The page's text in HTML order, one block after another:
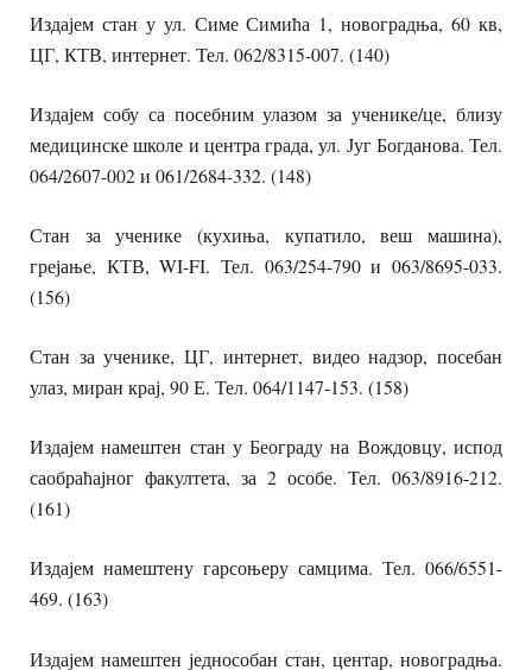
Издајем стан у ул. Симе Симића 1, новоградња, 60 кв,
ЦГ, КТВ, интернет. Тел. 062/8315-007. (140)
Издајем собу са посебним улазом за ученике/це, близу
медицинске школе и центра града, ул. Југ Богданова. Тел.
064/2607-002 и 061/2684-332. (148)
Стан за ученике (кухиња, купатило, веш машина),
грејање, КТВ, WI-FI. Тел. 063/254-790 и 063/8695-033.
(156)
Стан за ученике, ЦГ, интернет, видео надзор, посебан
улаз, миран крај, 90 Е. Тел. 064/1147-153. (158)
Издајем намештен стан у Београду на Вождовцу, испод
саобраћајног факултета, за 2 особе. Тел. 063/8916-212.
(161)
Издајем намештену гарсоњеру самцима. Тел. 066/6551-
469. (163)
Издајем намештен једнособан стан, центар, новоградња.